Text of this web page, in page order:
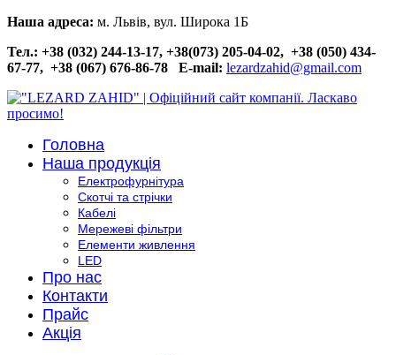
Наша адреса: м. Львів, вул. Широка 1Б
Тел.: +38 (032) 244-13-17, +38(073) 205-04-02, +38 (050) 434-
67-77, +38 (067) 676-86-78
E-mail: lezardzahid@gmail.com
Головна
Наша продукція
Електрофурнітура
Скотчі та стрічки
Кабелі
Мережеві фільтри
Елементи живлення
LED
Про нас
Контакти
Прайс
Акція